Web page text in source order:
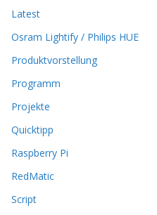
n
k
n
e
n
u
f
e
r
Latest
Osram Lightify / Philips HUE
Produktvorstellung
Programm
Projekte
Quicktipp
Raspberry Pi
RedMatic
Script